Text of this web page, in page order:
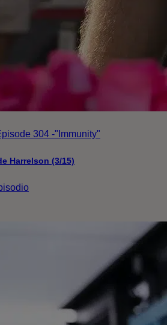
304 -"Immunity"
Harrelson (3/15)